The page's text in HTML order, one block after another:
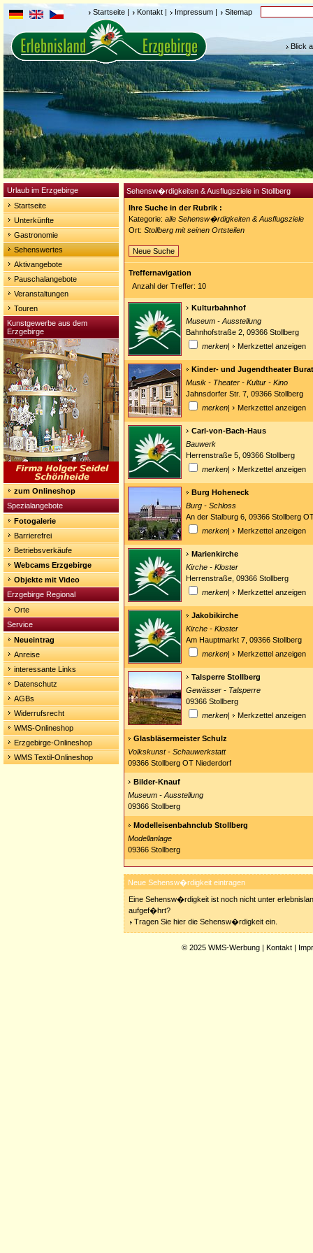
Startseite | Kontakt | Impressum | Sitemap
Blick
Urlaub im Erzgebirge
Startseite
Unterkünfte
Gastronomie
Sehenswertes
Aktivangebote
Pauschalangebote
Veranstaltungen
Touren
Kunstgewerbe aus dem
Erzgebirge
zum Onlineshop
Spezialangebote
Fotogalerie
Barrierefrei
Betriebsverkäufe
Webcams Erzgebirge
Objekte mit Video
Erzgebirge Regional
Orte
Service
Neueintrag
Anreise
interessante Links
Datenschutz
AGBs
Widerrufsrecht
WMS-Onlineshop
Erzgebirge-Onlineshop
WMS Textil-Onlineshop
Sehensw�rdigkeiten & Ausflugsziele in Stollberg
Ihre Suche in der Rubrik :
Kategorie: alle Sehensw�rdigkeiten & Ausflugsziele
Ort: Stollberg mit seinen Ortsteilen
Neue Suche
Treffernavigation
Anzahl der Treffer: 10
Kulturbahnhof
Museum - Ausstellung
Bahnhofstraße 2, 09366 Stollberg
merken| Merkzettel anzeigen
Kinder- und Jugendtheater
Musik - Theater - Kultur - Kino
Jahnsdorfer Str. 7, 09366 Stollberg
merken| Merkzettel anzeigen
Carl-von-Bach-Haus
Bauwerk
Herrenstraße 5, 09366 Stollberg
merken| Merkzettel anzeigen
Burg Hoheneck
Burg - Schloss
An der Stalburg 6, 09366 Stollberg
merken| Merkzettel anzeigen
Marienkirche
Kirche - Kloster
Herrenstraße, 09366 Stollberg
merken| Merkzettel anzeigen
Jakobikirche
Kirche - Kloster
Am Hauptmarkt 7, 09366 Stollberg
merken| Merkzettel anzeigen
Talsperre Stollberg
Gewässer - Talsperre
09366 Stollberg
merken| Merkzettel anzeigen
Glasbläsermeister Schulz
Volkskunst - Schauwerkstatt
09366 Stollberg OT Niederdorf
Bilder-Knauf
Museum - Ausstellung
09366 Stollberg
Modelleisenbahnclub Stollberg
Modellanlage
09366 Stollberg
Neue Sehensw�rdigkeit eintragen
Eine Sehensw�rdigkeit ist noch nicht unter
aufgef�hrt?
Tragen Sie hier die Sehensw�rdigkeit ein.
© 2025 WMS-Werbung | Kontakt |